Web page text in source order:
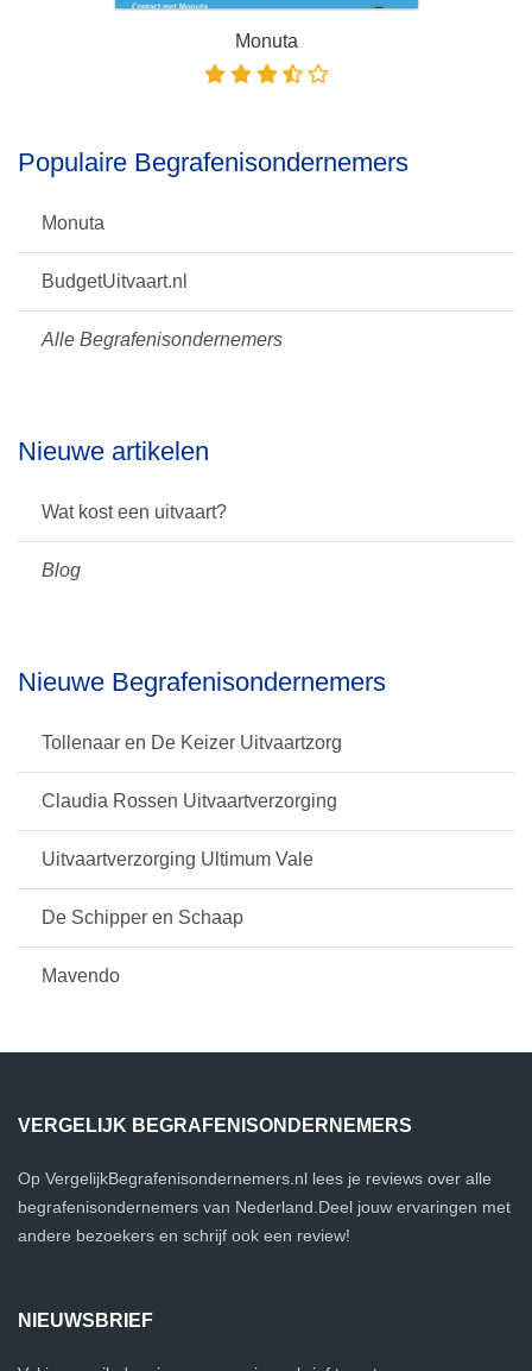
Monuta
Populaire Begrafenisondernemers
Monuta
BudgetUitvaart.nl
Alle Begrafenisondernemers
Nieuwe artikelen
Wat kost een uitvaart?
Blog
Nieuwe Begrafenisondernemers
Tollenaar en De Keizer Uitvaartzorg
Claudia Rossen Uitvaartverzorging
Uitvaartverzorging Ultimum Vale
De Schipper en Schaap
Mavendo
VERGELIJK BEGRAFENISONDERNEMERS
Op VergelijkBegrafenisondernemers.nl lees je reviews over alle
begrafenisondernemers van Nederland.Deel jouw ervaringen met
andere bezoekers en schrijf ook een review!
NIEUWSBRIEF